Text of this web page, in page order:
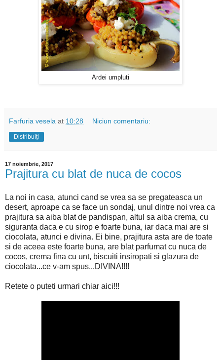
Ardei umpluti
Farfuria vesela at 10:28 Niciun comentariu:
Distribuiți
17 noiembrie, 2017
Prajitura cu blat de nuca de cocos
La noi in casa, atunci cand se vrea sa se pregateasca un
desert, aproape ca se face un sondaj, unul dintre noi vrea ca
prajitura sa aiba blat de pandispan, altul sa aiba crema, cu
siguranta daca e cu sirop e foarte buna, iar daca mai are si
ciocolata, atunci e divina. Ei bine, prajitura asta are de toate
si de aceea este foarte buna, are blat parfumat cu nuca de
cocos, crema fina cu unt, biscuiti insiropati si glazura de
ciocolata...ce v-am spus...DIVINA!!!!
Retete o puteti urmari chiar aici!!!